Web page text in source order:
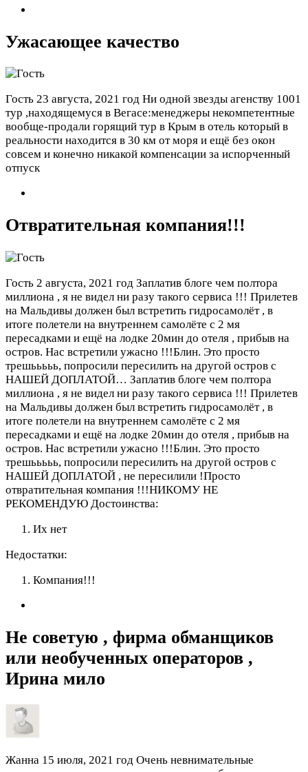
Ужасающее качество
Гость 23 августа, 2021 год Ни одной звезды агенству 1001
тур ,находящемуся в Вегасе:менеджеры некомпетентные
вообще-продали горящий тур в Крым в отель который в
реальности находится в 30 км от моря и ещё без окон
совсем и конечно никакой компенсации за испорченный
отпуск
Отвратительная компания!!!
Гость 2 августа, 2021 год Заплатив блоге чем полтора
миллиона , я не видел ни разу такого сервиса !!! Прилетев
на Мальдивы должен был встретить гидросамолёт , в
итоге полетели на внутреннем самолёте с 2 мя
пересадками и ещё на лодке 20мин до отеля , прибыв на
остров. Нас встретили ужасно !!!Блин. Это просто
трешььььь, попросили пересилить на другой остров с
НАШЕЙ ДОПЛАТОЙ… Заплатив блоге чем полтора
миллиона , я не видел ни разу такого сервиса !!! Прилетев
на Мальдивы должен был встретить гидросамолёт , в
итоге полетели на внутреннем самолёте с 2 мя
пересадками и ещё на лодке 20мин до отеля , прибыв на
остров. Нас встретили ужасно !!!Блин. Это просто
трешььььь, попросили пересилить на другой остров с
НАШЕЙ ДОПЛАТОЙ , не пересилили !Просто
отвратительная компания !!!НИКОМУ НЕ
РЕКОМЕНДУЮ Достоинства:
Их нет
Недостатки:
Компания!!!
Не советую , фирма обманщиков
или необученных операторов ,
Ирина мило
Жанна 15 июля, 2021 год Очень невнимательные